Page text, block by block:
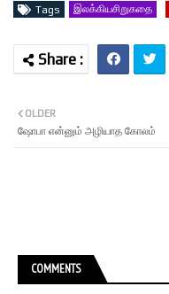
Tags இலக்கியசிறுகதை
OLDER
ஷோபா என்னும் அழியாத கோலம்
COMMENTS